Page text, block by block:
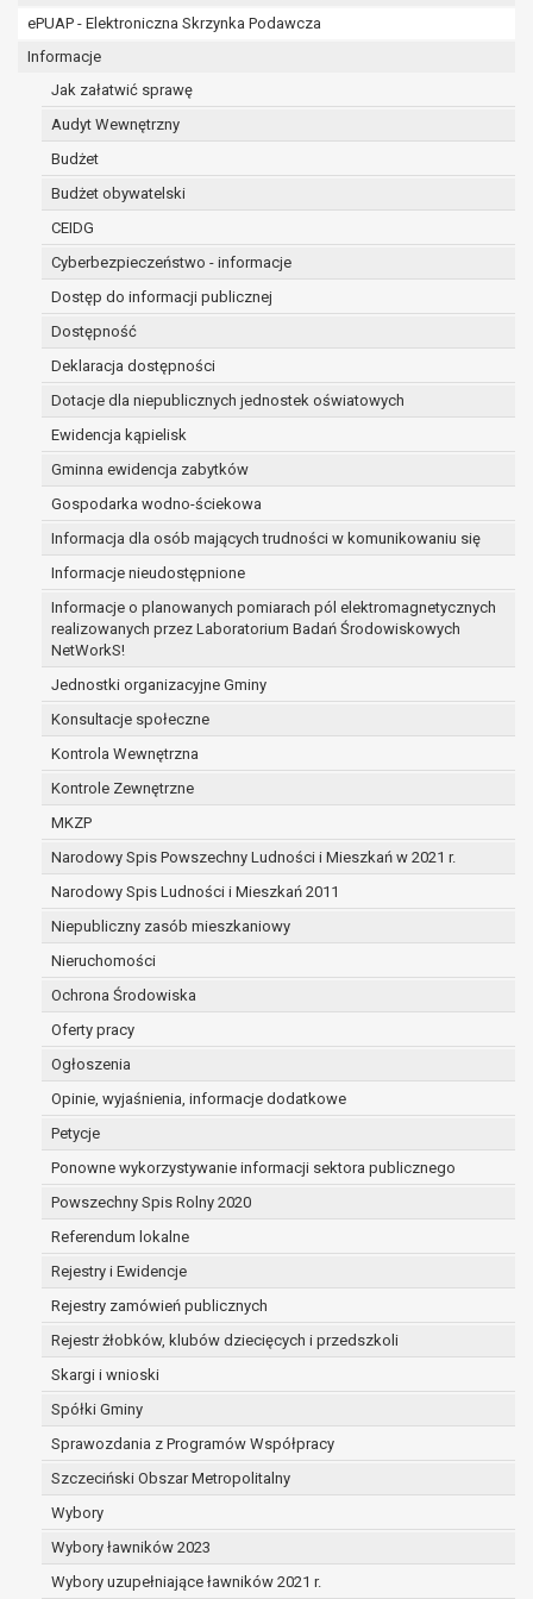
ePUAP - Elektroniczna Skrzynka Podawcza
Informacje
Jak załatwić sprawę
Audyt Wewnętrzny
Budżet
Budżet obywatelski
CEIDG
Cyberbezpieczeństwo - informacje
Dostęp do informacji publicznej
Dostępność
Deklaracja dostępności
Dotacje dla niepublicznych jednostek oświatowych
Ewidencja kąpielisk
Gminna ewidencja zabytków
Gospodarka wodno-ściekowa
Informacja dla osób mających trudności w komunikowaniu się
Informacje nieudostępnione
Informacje o planowanych pomiarach pól elektromagnetycznych
realizowanych przez Laboratorium Badań Środowiskowych
NetWorkS!
Jednostki organizacyjne Gminy
Konsultacje społeczne
Kontrola Wewnętrzna
Kontrole Zewnętrzne
MKZP
Narodowy Spis Powszechny Ludności i Mieszkań w 2021 r.
Narodowy Spis Ludności i Mieszkań 2011
Niepubliczny zasób mieszkaniowy
Nieruchomości
Ochrona Środowiska
Oferty pracy
Ogłoszenia
Opinie, wyjaśnienia, informacje dodatkowe
Petycje
Ponowne wykorzystywanie informacji sektora publicznego
Powszechny Spis Rolny 2020
Referendum lokalne
Rejestry i Ewidencje
Rejestry zamówień publicznych
Rejestr żłobków, klubów dziecięcych i przedszkoli
Skargi i wnioski
Spółki Gminy
Sprawozdania z Programów Współpracy
Szczeciński Obszar Metropolitalny
Wybory
Wybory ławników 2023
Wybory uzupełniające ławników 2021 r.
Ponadto w przypadku umów o dofinansowanie dane
pozyskania przechowywane są przez okres wynikający z
dofinansowanie zawartej między beneficjentem a
trwałości danego projektu i konieczności zachowania
celów kontrolnych.
W związku z przetwarzaniem przez administratora
przysługuje Pani/Panu:
prawo dostępu do treści danych oraz otrzymywania
podstawie art. 15 RODO;
prawo do żądania sprostowania danych na
w przypadku gdy:
dane są nieprawidłowe lub niekompletne;
prawo do żądania usunięcia danych osobowych
zapomnianym) na podstawie art. 17 RODO, w
dane nie są już niezbędne do celów, dla
inny sposób przetwarzane,
osoba, której dane dotyczą, wniosła
przetwarzania danych osobowych,
osoba, której dane dotyczą wycofała zgodę
danych osobowych, która jest podstawą
nie ma innej podstawy prawnej
dane osobowe przetwarzane są niezgodnie
dane osobowe muszą być usunięte w celu
obowiązku wynikającego z przepisów prawa;
prawo do żądania ograniczenia przetwarzania
osoba, której dane dotyczą kwestionuje
prawidłowość tych danych,
przetwarzanie danych jest niezgodne z
dane dotyczą, sprzeciwia się usunięciu
administrator nie potrzebuje już danych dla
osoba, której dane dotyczą, potrzebuje ich
dochodzenia roszczeń,
osoba, której dane dotyczą, wniosła
przetwarzania danych - do czasu ustalenia
uzasadnione podstawy po stronie
wobec podstawy sprzeciwu;
gdy łącznie spełnione są następujące przesłanki:
przetwarzanie danych odbywa się na
osobą, której dane dotyczą lub na podstawie
przetwarzanie odbywa się w sposób
prawo sprzeciwu wobec przetwarzania danych na
RODO, wobec przetwarzania danych osobowych,
prawną jest:
w interesie publicznym lub w ramach
publicznej powierzonej administratorowi
niezbędność przetwarzania do celów
przez stronę trzecią.
wniesienia sprzeciwu, administrator nie może już
danych osobowych, chyba że wykaże on istnienie
uzasadnionych podstaw do przetwarzania,
ustalenia, dochodzenia lub obrony roszczeń.